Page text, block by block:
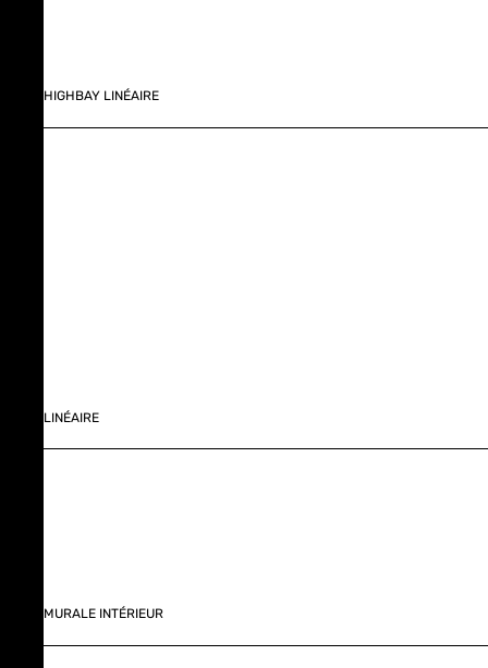
HIGHBAY LINÉAIRE
LINÉAIRE
MURALE INTÉRIEUR